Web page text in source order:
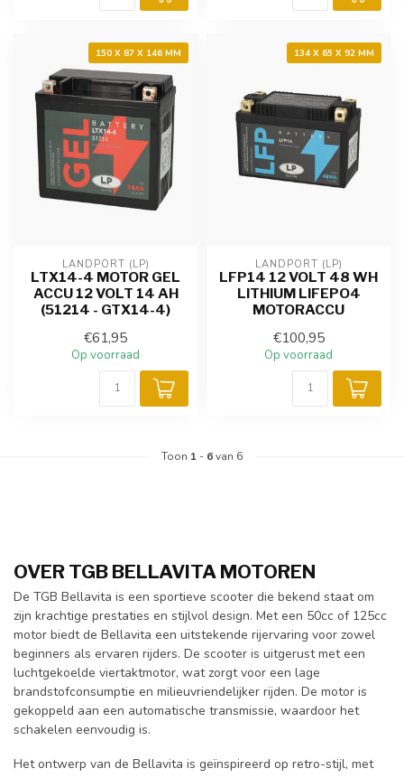
150 X 87 X 146 MM
LANDPORT (LP)
LTX14-4 MOTOR GEL
ACCU 12 VOLT 14 AH
(51214 - GTX14-4)
€61,95
Op voorraad
134 X 65 X 92 MM
LANDPORT (LP)
LFP14 12 VOLT 48 WH
LITHIUM LIFEPO4
MOTORACCU
€100,95
Op voorraad
Toon 1 - 6van 6
OVER TGB BELLAVITA MOTOREN
De TGB Bellavita is een sportieve scooter die bekend staat om
zijn krachtige prestaties en stijlvol design. Met een 50cc of 125cc
motor biedt de Bellavita een uitstekende rijervaring voor zowel
beginners als ervaren rijders. De scooter is uitgerust met een
luchtgekoelde viertaktmotor, wat zorgt voor een lage
brandstofconsumptie en milieuvriendelijker rijden. De motor is
gekoppeld aan een automatische transmissie, waardoor het
schakelen eenvoudig is.
Het ontwerp van de Bellavita is geïnspireerd op retro-stijl, met